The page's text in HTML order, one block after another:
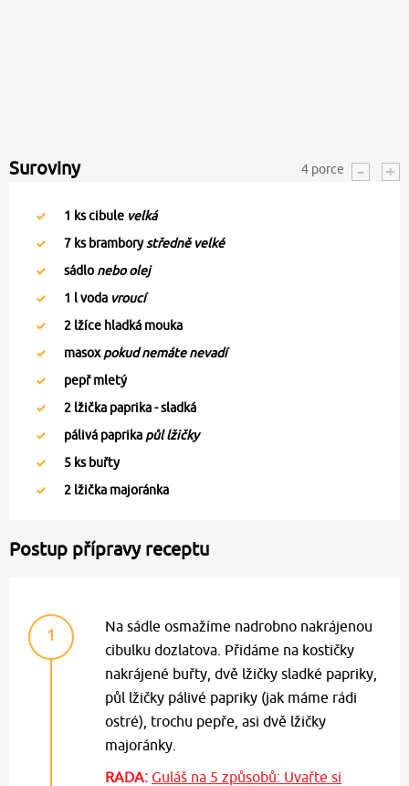
Suroviny 4 porce
1 ks cibule velká
7 ks bramborystředně velké
sádlo nebo olej
1 l voda vroucí
2 lžíce hladká mouka
masoxpokud nemáte nevadí
pepř mletý
2 lžička paprika - sladká
pálivá paprika půl lžičky
5 ks buřty
2 lžička majoránka
Postup přípravy receptu
1
Na sádle osmažíme nadrobno nakrájenou
cibulku dozlatova. Přidáme na kostičky
nakrájené buřty, dvě lžičky sladké papriky,
půl lžičky pálivé papriky (jak máme rádi
ostré), trochu pepře, asi dvě lžičky
majoránky.
RADA: Guláš na 5 způsobů: Uvařte si